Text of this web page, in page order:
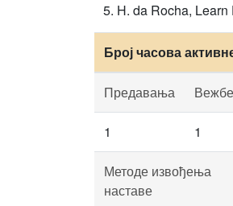
H. da Rocha,
Број часова
Предавања Вежбе
1 1
Методе извођења
наставе